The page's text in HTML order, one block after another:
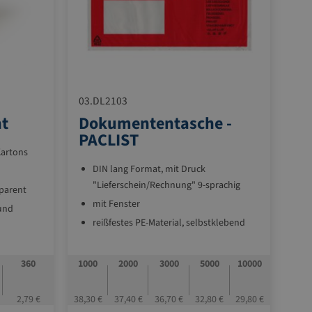
360
2,79 €
03.DL2103
Dokumententasche -
PACLIST
DIN lang Format, mit Druck
"Lieferschein/Rechnung" 9-sprachig
mit Fenster
reißfestes PE-Material, selbstklebend
Beschädigung
mit individuellem
1000
38,30 €
2000
37,40 €
3000
36,70 €
5000
32,80 €
10000
29,80 €